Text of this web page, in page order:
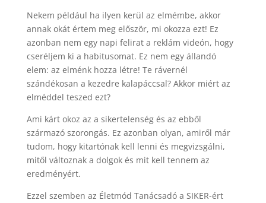
Nekem például ha ilyen kerül az elmémbe, akkor
annak okát értem meg először, mi okozza ezt! Ez
azonban nem egy napi felirat a reklám videón, hogy
cseréljem ki a habitusomat. Ez nem egy állandó
elem: az elménk hozza létre! Te rávernél
szándékosan a kezedre kalapáccsal? Akkor miért az
elméddel teszed ezt?
Ami kárt okoz az a sikertelenség és az ebből
származó szorongás. Ez azonban olyan, amiről már
tudom, hogy kitartónak kell lenni és megvizsgálni,
mitől változnak a dolgok és mit kell tennem az
eredményért.
Ezzel szemben az Életmód Tanácsadó a SIKER-ért